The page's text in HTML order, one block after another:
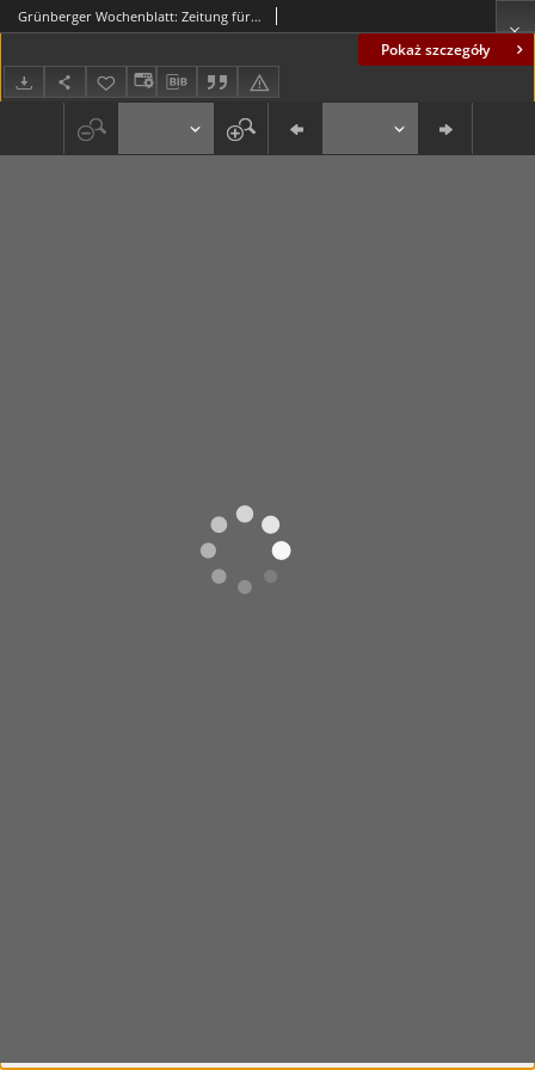
Pokaż szczegóły
Grünberger Wochenblatt: Zeitung für Stadt und Land, No. 304. (29. Dezember 1933)